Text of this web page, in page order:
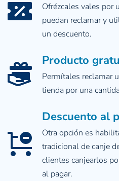
Ofrézcales vales por
puedan reclamar y
un descuento.
Producto
Permítales reclamar
tienda por una
Descuento al
Otra opción es
tradicional de canje
clientes canjearlos
al pagar.